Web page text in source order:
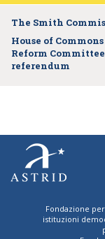
The Smith
House of
Reform
referendum
Fondazione
istituzioni